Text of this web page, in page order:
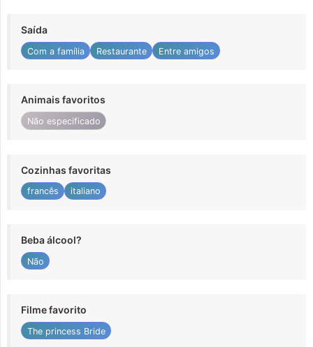
Saída
Com a família Restaurante Entre amigos
Animais favoritos
Não especificado
Cozinhas favoritas
francês italiano
Beba álcool?
Não
Filme favorito
The princess Bride